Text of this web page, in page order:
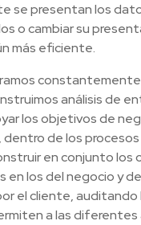
se presentan los
o cambiar su
más eficiente.
análisis de
los objetivos de
de los procesos
en conjunto los
en los del negocio y
el cliente,
a las diferentes